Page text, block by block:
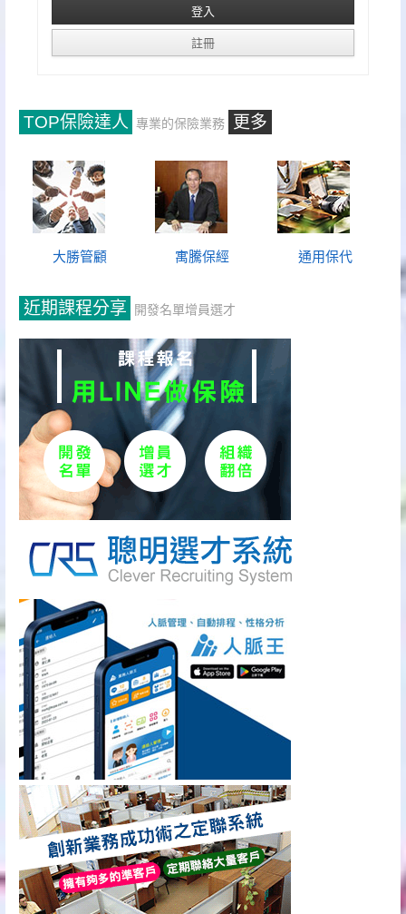
TOP保險達人 專業的保險業務 更多
大勝管顧 寓騰保經 通用保代
近期課程分享 開發名單增員選才